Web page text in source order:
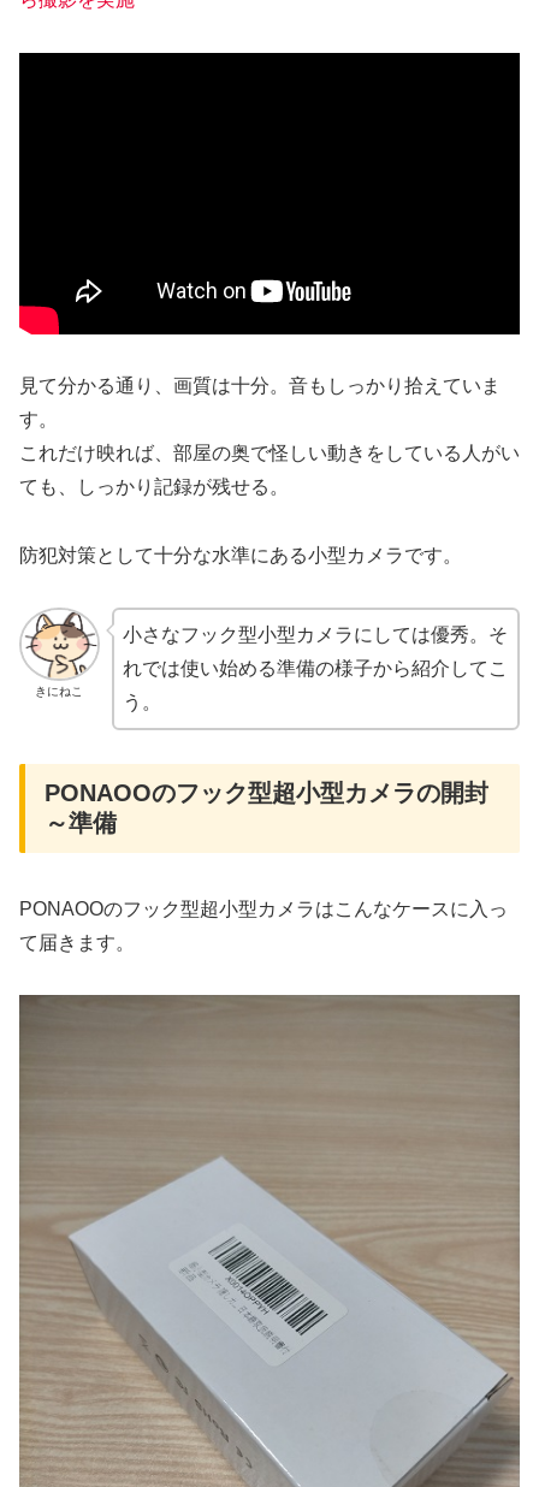
見て分かる通り、画質は十分。音もしっかり拾えていま
す。
これだけ映れば、部屋の奥で怪しい動きをしている人がい
ても、しっかり記録が残せる。
防犯対策として十分な水準にある小型カメラです。
きにねこ
小さなフック型小型カメラにしては優秀。そ
れでは使い始める準備の様子から紹介してこ
う。
PONAOOのフック型超小型カメラの開封
～準備
PONAOOのフック型超小型カメラはこんなケースに入っ
て届きます。